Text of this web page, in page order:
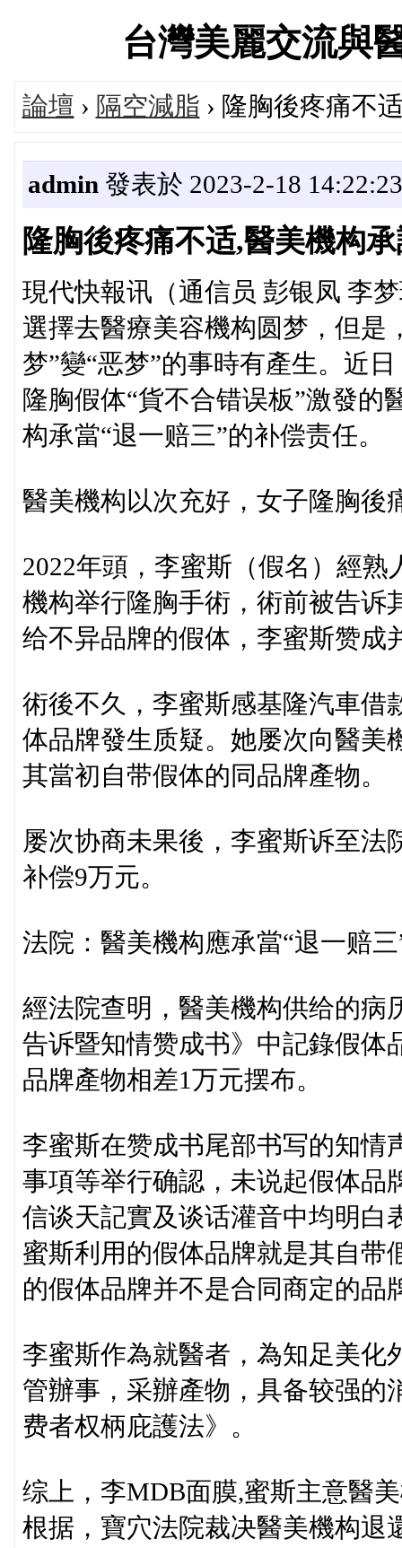
台灣美麗交流與
論壇 › 隔空減脂 › 隆胸後疼痛不
admin 發表於 2023-2-18 14:22:23
隆胸後疼痛不适,醫美機构
現代快報讯（通信员 彭银凤 李
選擇去醫療美容機构圆梦，但是
梦”變“恶梦”的事時有產生。近
隆胸假体“貨不合错误板”激發
构承當“退一赔三”的补偿责任。
醫美機构以次充好，女子隆胸後
2022年頭，李蜜斯（假名）經
機构举行隆胸手術，術前被告诉
给不异品牌的假体，李蜜斯赞成
術後不久，李蜜斯感基隆汽車借
体品牌發生质疑。她屡次向醫美
其當初自带假体的同品牌產物。
屡次协商未果後，李蜜斯诉至法
补偿9万元。
法院：醫美機构應承當“退一赔
經法院查明，醫美機构供给的病
告诉暨知情赞成书》中記錄假体
品牌產物相差1万元摆布。
李蜜斯在赞成书尾部书写的知情
事項等举行确認，未说起假体品
信谈天記實及谈话灌音中均明白
蜜斯利用的假体品牌就是其自带
的假体品牌并不是合同商定的品
李蜜斯作為就醫者，為知足美化
管辦事，采辦產物，具备较强的
费者权柄庇護法》。
综上，李MDB面膜,蜜斯主意醫
根据，寶穴法院裁决醫美機构退